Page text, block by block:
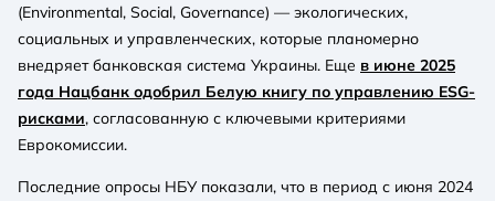
(Environmental, Social, Governance) — экологических,
социальных и управленческих, которые планомерно
внедряет банковская система Украины. Еще в июне 2025
года Нацбанк одобрил Белую книгу по управлению ESG-
рисками, согласованную с ключевыми критериями
Еврокомиссии.
Последние опросы НБУ показали, что в период с июня 2024